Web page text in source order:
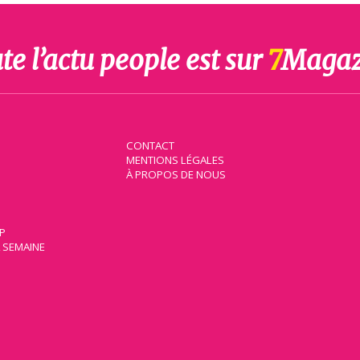
l’actu people est sur7
CONTACT
MENTIONS LÉGALES
À PROPOS DE NOUS